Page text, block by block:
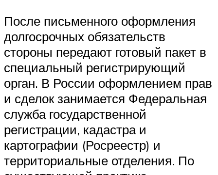
После письменного оформления
долгосрочных обязательств
стороны передают готовый пакет в
специальный регистрирующий
орган. В России оформлением прав
и сделок занимается Федеральная
служба государственной
регистрации, кадастра и
картографии (Росреестр) и
территориальные отделения. По